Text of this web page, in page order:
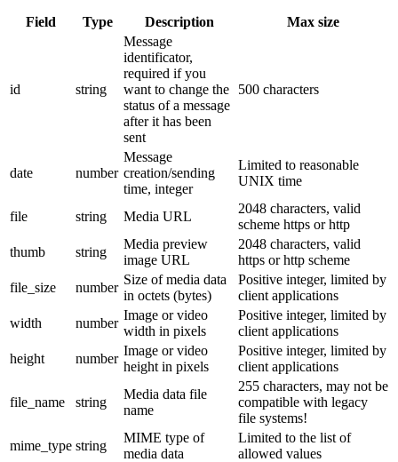
Field Type Description Max size
id string
Message
identificator,
required if you
want to change the
status of a message
after it has been
sent
500 characters
date number
Message
creation/sending
time, integer
Limited to reasonable
UNIX time
file string Media URL
2048 characters, valid
scheme https or http
thumb
string
Media preview
image URL
2048 characters, valid
https or http scheme
file_size
number
Size of media data
in octets (bytes)
Positive integer, limited by
client applications
width
number
Image or video
width in pixels
Positive integer, limited by
client applications
height
number
Image or video
height in pixels
Positive integer, limited by
client applications
file_name string
Media data file
name
255 characters, may not be
compatible with legacy
file systems!
mime_type string
MIME type of
media data
Limited to the list of
allowed values